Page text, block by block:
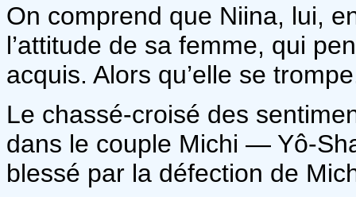
On comprend que Niina, lui,
l’attitude de sa femme, qui
acquis. Alors qu’elle se
Le chassé-croisé des
dans le couple Michi — Yô-
blessé par la défection de